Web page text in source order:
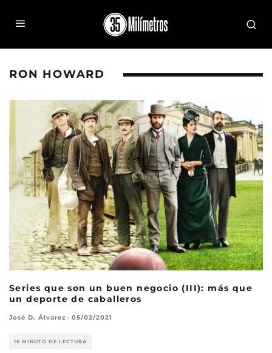
RON HOWARD
Series que son un buen negocio (III): más que
un deporte de caballeros
José D. Álvarez · 05/02/2021
16 MINUTO DE LECTURA